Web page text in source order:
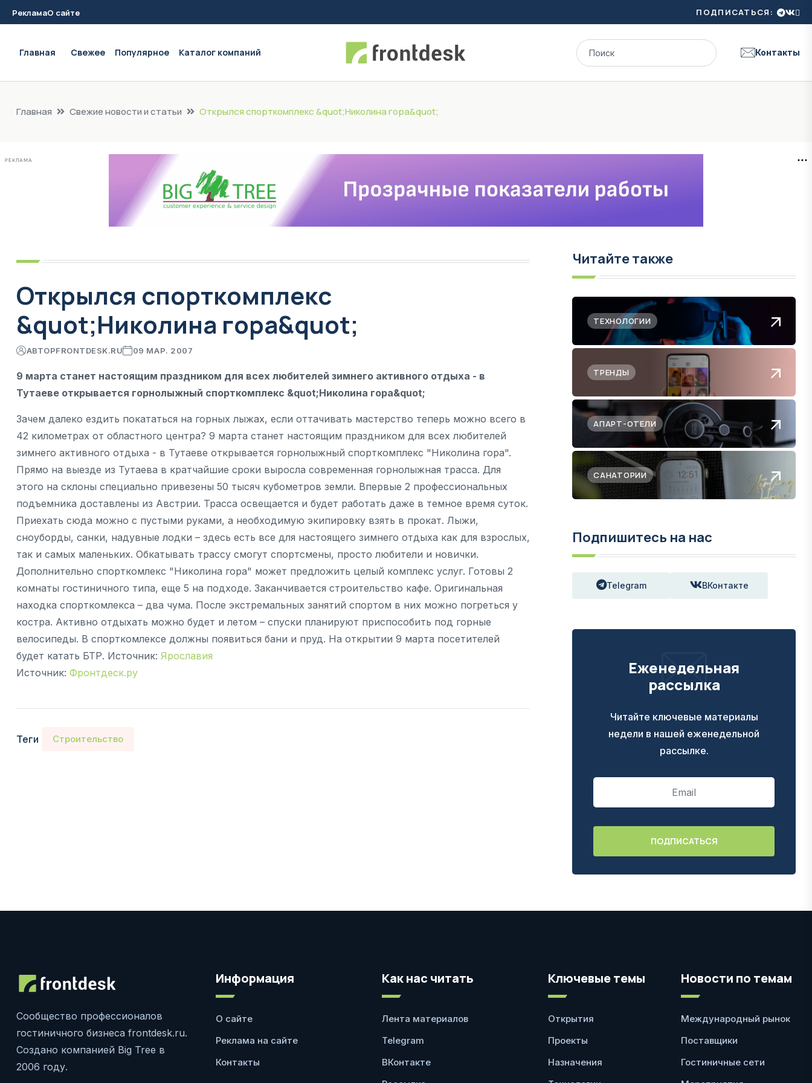
РекламаО сайте ПОДПИСАТЬСЯ:
Главная Свежее Популярное Каталог компаний Контакты
Главная Свежие новости и статьи Открылся спорткомплекс &quot;Николина гора&quot;
РЕКЛАМА
Открылся спорткомплекс
&quot;Николина гора&quot;
АВТОРFRONTDESK.RU 09 МАР. 2007
9 марта станет настоящим праздником для всех любителей зимнего активного отдыха - в
Тутаеве открывается горнолыжный спорткомплекс &quot;Николина гора&quot;
Зачем далеко ездить покататься на горных лыжах, если оттачивать мастерство теперь можно всего в
42 километрах от областного центра? 9 марта станет настоящим праздником для всех любителей
зимнего активного отдыха - в Тутаеве открывается горнолыжный спорткомплекс "Николина гора".
Прямо на выезде из Тутаева в кратчайшие сроки выросла современная горнолыжная трасса. Для
этого на склоны специально привезены 50 тысяч кубометров земли. Впервые 2 профессиональных
подъемника доставлены из Австрии. Трасса освещается и будет работать даже в темное время суток.
Приехать сюда можно с пустыми руками, а необходимую экипировку взять в прокат. Лыжи,
сноуборды, санки, надувные лодки – здесь есть все для настоящего зимнего отдыха как для взрослых,
так и самых маленьких. Обкатывать трассу смогут спортсмены, просто любители и новички.
Дополнительно спорткомлекс "Николина гора" может предложить целый комплекс услуг. Готовы 2
комнаты гостиничного типа, еще 5 на подходе. Заканчивается строительство кафе. Оригинальная
находка спорткомлекса – два чума. После экстремальных занятий спортом в них можно погреться у
костра. Активно отдыхать можно будет и летом – спуски планируют приспособить под горные
велосипеды. В спорткомлексе должны появиться бани и пруд. На открытии 9 марта посетителей
будет катать БТР. Источник: Ярославия
Источник: Фронтдеск.ру
Теги Строительство
Читайте также
ТЕХНОЛОГИИ
ТРЕНДЫ
АПАРТ-ОТЕЛИ
САНАТОРИИ
Подпишитесь на нас
Telegram ВКонтакте
Еженедельная
рассылка
Читайте ключевые материалы
недели в нашей еженедельной
рассылке.
Сообщество профессионалов
гостиничного бизнеса frontdesk.ru.
Создано компанией Big Tree в
2006 году.
Информация
О сайте
Реклама на сайте
Контакты
Как нас читать
Лента материалов
Telegram
ВКонтакте
Ключевые темы
Открытия
Проекты
Назначения
Новости по темам
Международный рынок
Поставщики
Гостиничные сети